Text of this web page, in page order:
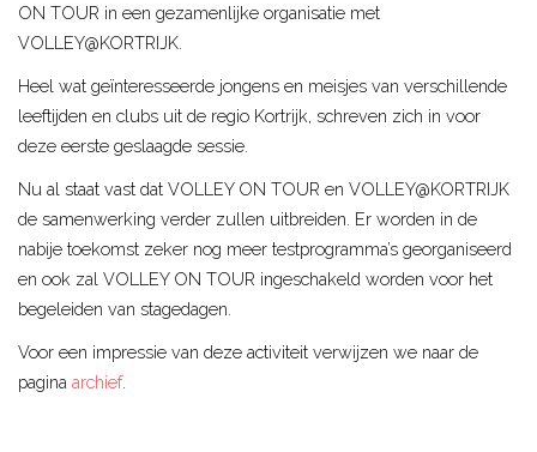
ON TOUR in een gezamenlijke organisatie met
VOLLEY@KORTRIJK.
Heel wat geïnteresseerde jongens en meisjes van verschillende
leeftijden en clubs uit de regio Kortrijk, schreven zich in voor
deze eerste geslaagde sessie.
Nu al staat vast dat VOLLEY ON TOUR en VOLLEY@KORTRIJK
de samenwerking verder zullen uitbreiden. Er worden in de
nabije toekomst zeker nog meer testprogramma’s georganiseerd
en ook zal VOLLEY ON TOUR ingeschakeld worden voor het
begeleiden van stagedagen.
Voor een impressie van deze activiteit verwijzen we naar de
pagina archief.